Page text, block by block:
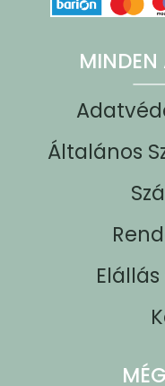
MINDEN
Általános